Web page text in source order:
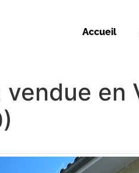
Accueil
en